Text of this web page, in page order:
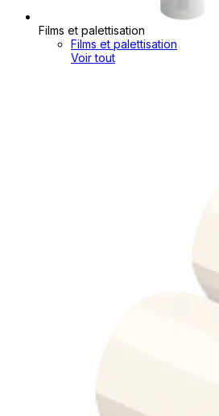
Films et palettisation
Films et palettisation
Voir tout